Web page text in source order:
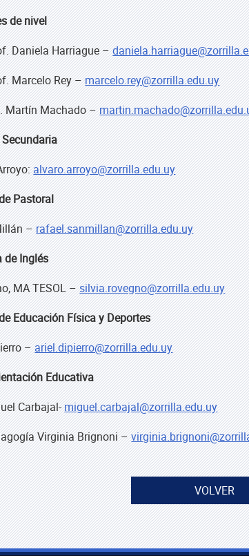
de nivel
Daniela Harriague –
Marcelo Rey –marcelo.rey@zorrilla.edu.uy
Martín Machado –
alvaro.arroyo@zorrilla.edu.uy
Pastoral
–rafael.sanmillan@zorrilla.edu.uy
de Inglés
MA TESOL –silvia.rovegno@zorrilla.edu.uy
Educación Física y Deportes
–ariel.dipierro@zorrilla.edu.uy
Educativa
Carbajal-miguel.carbajal@zorrilla.edu.uy
Virginia Brignoni –
VOLVER